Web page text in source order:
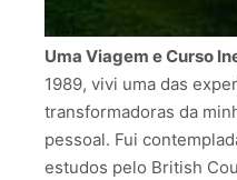
Uma Viagem e Curso
1989, vivi uma das
transformadoras da
pessoal. Fui
estudos pelo British